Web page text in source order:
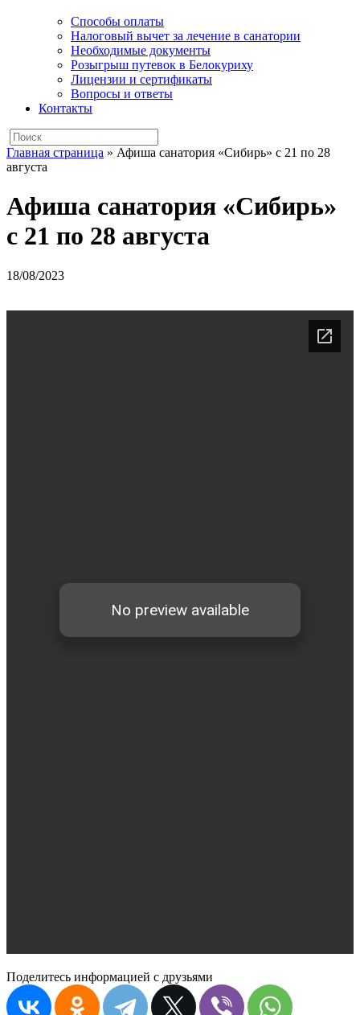
Способы оплаты
Налоговый вычет за лечение в санатории
Необходимые документы
Розыгрыш путевок в Белокуриху
Лицензии и сертификаты
Вопросы и ответы
Контакты
Главная страница » Афиша санатория «Сибирь» с 21 по 28
августа
Афиша санатория «Сибирь»
с 21 по 28 августа
18/08/2023
Поделитесь информацией с друзьями